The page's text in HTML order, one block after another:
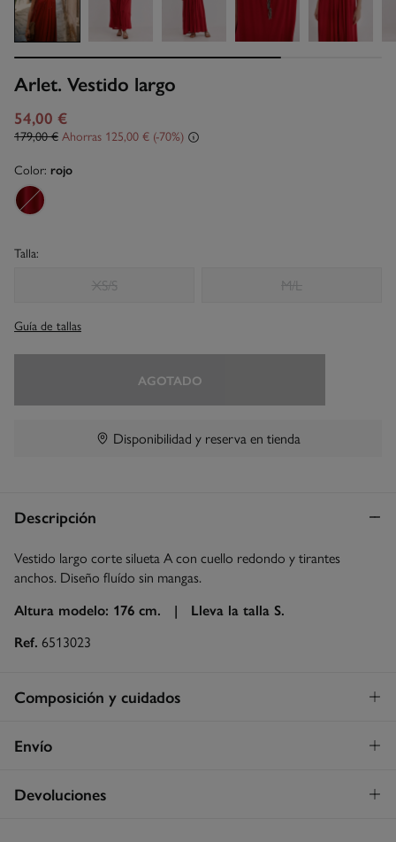
Arlet. Vestido largo
54,00 €
179,00 € Ahorras 125,00 € 70
Color: rojo
Talla:
XS/S M/L
Guía de tallas
AGOTADO
Disponibilidad y reserva en tienda
Descripción
Vestido largo corte silueta A con cuello redondo y tirantes
anchos. Diseño fluído sin mangas.
Altura modelo: 176 cm. | Lleva la talla S.
Ref. 6513023
Composición y cuidados
Composición
Cuidados
Envío
Envío a tienda
¡GRATIS!
Devoluciones